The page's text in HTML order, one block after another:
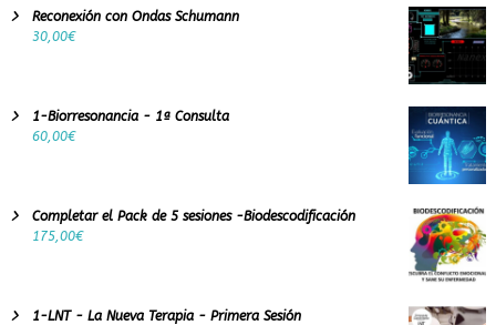
Reconexión con Ondas Schumann
30,00€
1-Biorresonancia - 1ª Consulta
60,00€
Completar el Pack de 5 sesiones -Biodescodificación
175,00€
1-LNT - La Nueva Terapia - Primera Sesión